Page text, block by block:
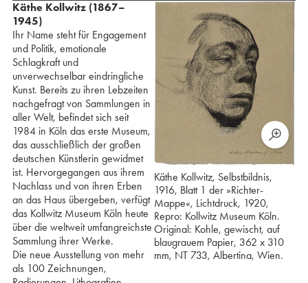
Käthe Kollwitz (1867–
1945)
Ihr Name steht für Engagement
und Politik, emotionale
Schlagkraft und
unverwechselbar eindringliche
Kunst. Bereits zu ihren Lebzeiten
nachgefragt von Sammlungen in
aller Welt, befindet sich seit
1984 in Köln das erste Museum,
das ausschließlich der großen
deutschen Künstlerin gewidmet
ist. Hervorgegangen aus ihrem
Nachlass und von ihren Erben
an das Haus übergeben, verfügt
das Kollwitz Museum Köln heute
über die weltweit umfangreichste
Sammlung ihrer Werke.
Die neue Ausstellung von mehr
als 100 Zeichnungen,
Käthe Kollwitz, Selbstbildnis,
1916, Blatt 1 der »Richter-
Mappe«, Lichtdruck, 1920,
Repro: Kollwitz Museum Köln.
Original: Kohle, gewischt, auf
blaugrauem Papier, 362 x 310
mm, NT 733, Albertina, Wien.